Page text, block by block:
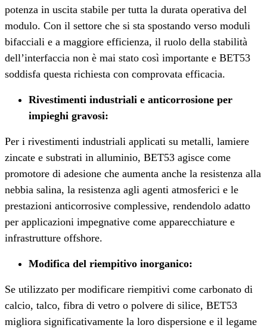
potenza in uscita stabile per tutta la durata operativa del
modulo. Con il settore che si sta spostando verso moduli
bifacciali e a maggiore efficienza, il ruolo della stabilità
dell’interfaccia non è mai stato così importante e BET53
soddisfa questa richiesta con comprovata efficacia.
Rivestimenti industriali e anticorrosione per
impieghi gravosi:
Per i rivestimenti industriali applicati su metalli, lamiere
zincate e substrati in alluminio, BET53 agisce come
promotore di adesione che aumenta anche la resistenza alla
nebbia salina, la resistenza agli agenti atmosferici e le
prestazioni anticorrosive complessive, rendendolo adatto
per applicazioni impegnative come apparecchiature e
infrastrutture offshore.
Modifica del riempitivo inorganico:
Se utilizzato per modificare riempitivi come carbonato di
calcio, talco, fibra di vetro o polvere di silice, BET53
migliora significativamente la loro dispersione e il legame